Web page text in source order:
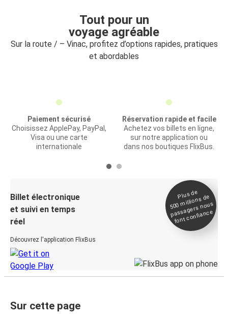
Tout pour un
voyage agréable
Sur la route / – Vinac, profitez d’options rapides, pratiques
et abordables
Paiement sécurisé
Choisissez ApplePay, PayPal,
Visa ou une carte
internationale
Réservation rapide et facile
Achetez vos billets en ligne,
sur notre application ou
dans nos boutiques FlixBus.
Billet électronique
et suivi en temps
réel
Découvrez l'application FlixBus
Plus de
500
millions de
passagers nous
font confiance
Sur cette page